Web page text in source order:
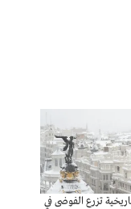
تزرع الفوضى في